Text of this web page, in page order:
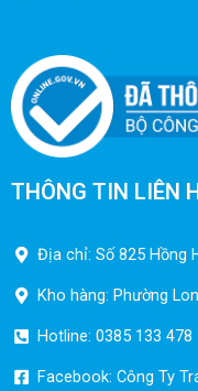
THÔNG TIN LIÊN
Địa chỉ: Số 825 Hồng
Kho hàng: Phường
Hotline: 0385 133 478
Facebook: Công Ty